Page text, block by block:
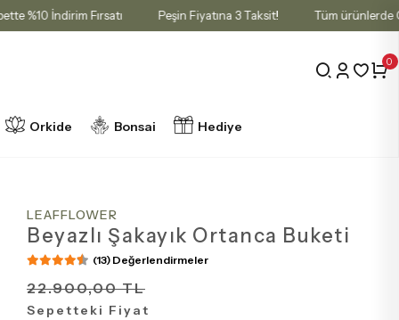
Sepette %10 İndirim Fırsatı Peşin Fiyatına 3 Taksit! Tüm
0
Orkide Bonsai Hediye
LEAFFLOWER
Beyazlı Şakayık Ortanca Buketi
(13) Değerlendirmeler
22.900,00 TL
Sepetteki Fiyat